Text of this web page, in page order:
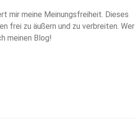
mir meine Meinungsfreiheit. Dieses
frei zu äußern und zu verbreiten. Wer
meinen Blog!